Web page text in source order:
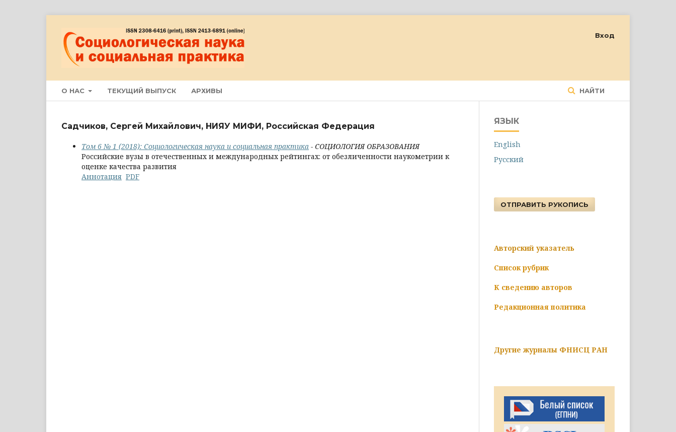
О НАС ТЕКУЩИЙ ВЫПУСК АРХИВЫ НАЙТИ
Вход
Садчиков, Сергей Михайлович, НИЯУ МИФИ, Российская Федерация
Том 6 № 1 (2018): Социологическая наука и социальная практика - СОЦИОЛОГИЯ ОБРАЗОВАНИЯ
Российские вузы в отечественных и международных рейтингах: от обезличенности наукометрии к
оценке качества развития
Аннотация PDF
ЯЗЫК
English
Русский
ОТПРАВИТЬ РУКОПИСЬ
Авторский указатель
Список рубрик
К сведению авторов
Редакционная политика
Другие журналы ФНИСЦ РАН